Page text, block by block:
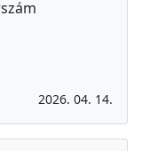
2026. 04. 14.